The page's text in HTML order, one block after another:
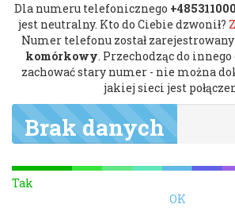
Dla numeru telefonicznego
jest neutralny. Kto do Ciebie dzwonił?
Numer telefonu został
komórkowy. Przechodząc do
zachować stary numer - nie można
jakiej sieci jest
Brak danych
Tak
OK